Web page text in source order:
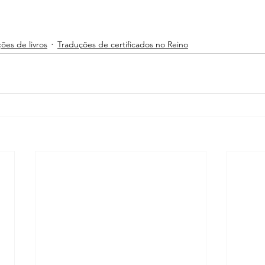
de livros Traduções de certificados no Reino